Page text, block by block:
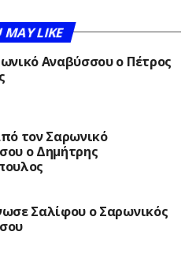
MAY LIKE
Αναβύσσου ο Πέτρος
τον Σαρωνικό
ο Δημήτρης
Σαλίφου ο Σαρωνικός